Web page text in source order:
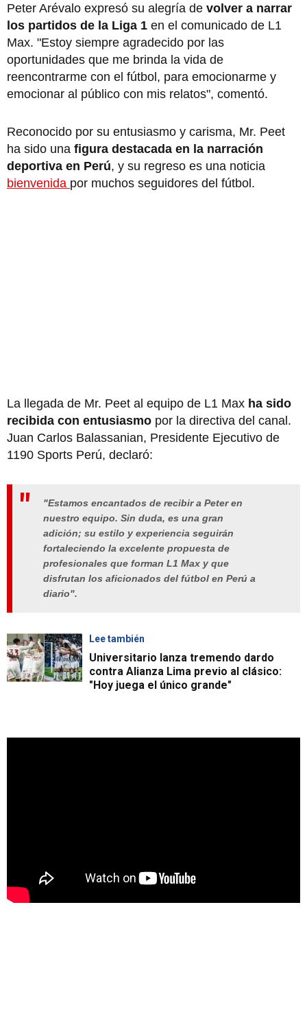
Peter Arévalo expresó su alegría de volver a narrar
los partidos de la Liga 1 en el comunicado de L1
Max. "Estoy siempre agradecido por las
oportunidades que me brinda la vida de
reencontrarme con el fútbol, para emocionarme y
emocionar al público con mis relatos", comentó.
Reconocido por su entusiasmo y carisma, Mr. Peet
ha sido una figura destacada en la narración
deportiva en Perú, y su regreso es una noticia
bienvenida por muchos seguidores del fútbol.
La llegada de Mr. Peet al equipo de L1 Max ha sido
recibida con entusiasmo por la directiva del canal.
Juan Carlos Balassanian, Presidente Ejecutivo de
1190 Sports Perú, declaró:
"Estamos encantados de recibir a Peter en
nuestro equipo. Sin duda, es una gran
adición; su estilo y experiencia seguirán
fortaleciendo la excelente propuesta de
profesionales que forman L1 Max y que
disfrutan los aficionados del fútbol en Perú a
diario".
Lee también
Universitario lanza tremendo dardo
contra Alianza Lima previo al clásico:
"Hoy juega el único grande"